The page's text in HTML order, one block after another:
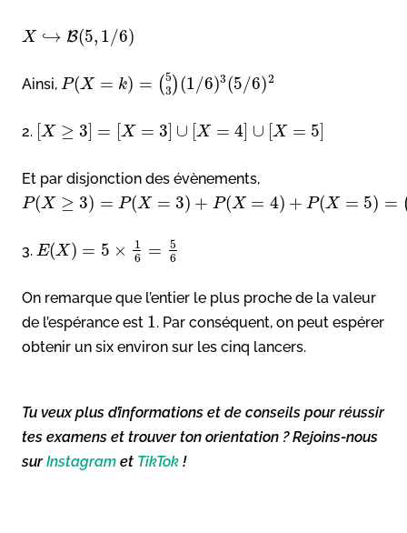
X ↪ B(5, 1/6)
Ainsi, P(X = k) = (5
3)(1/6)3(5/6)2
2. [X ≥ 3] = [X = 3] ∪ [X = 4] ∪ [X = 5]
Et par disjonction des évènements,
P(X ≥ 3) = P(X = 3) + P(X = 4) + P(X = 5) =
3. E(X) = 5 ×
1
6 =
5
6
On remarque que l’entier le plus proche de la valeur
de l’espérance est 1. Par conséquent, on peut espérer
obtenir un six environ sur les cinq lancers.
Tu veux plus d’informations et de conseils pour réussir
tes examens et trouver ton orientation ? Rejoins-nous
surInstagram et TikTok !